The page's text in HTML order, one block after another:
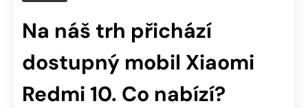
Na náš trh přichází
dostupný mobil Xiaomi
Redmi 10. Co nabízí?